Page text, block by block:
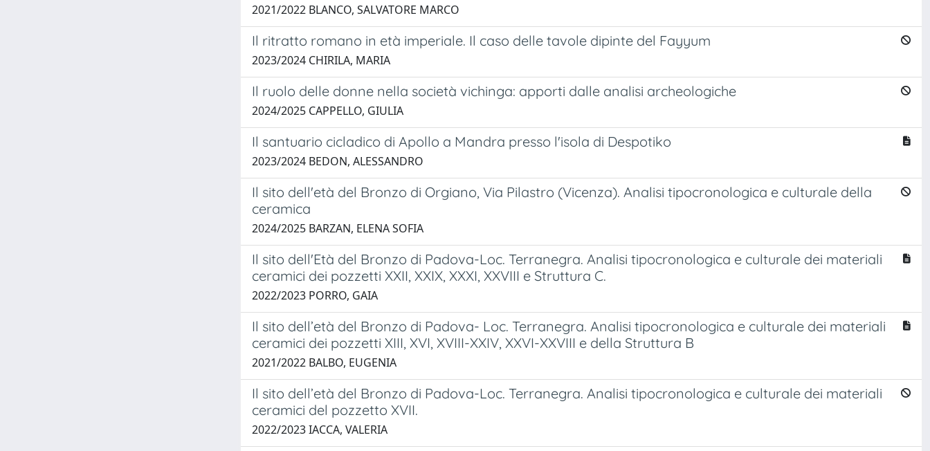
2021/2022 BLANCO, SALVATORE MARCO
Il ritratto romano in età imperiale. Il caso delle tavole dipinte del Fayyum
2023/2024 CHIRILA, MARIA
Il ruolo delle donne nella società vichinga: apporti dalle analisi archeologiche
2024/2025 CAPPELLO, GIULIA
Il santuario cicladico di Apollo a Mandra presso l'isola di Despotiko
2023/2024 BEDON, ALESSANDRO
Il sito dell'età del Bronzo di Orgiano, Via Pilastro (Vicenza). Analisi tipocronologica e culturale della
ceramica
2024/2025 BARZAN, ELENA SOFIA
Il sito dell'Età del Bronzo di Padova-Loc. Terranegra. Analisi tipocronologica e culturale dei materiali
ceramici dei pozzetti XXII, XXIX, XXXI, XXVIII e Struttura C.
2022/2023 PORRO, GAIA
Il sito dell’età del Bronzo di Padova- Loc. Terranegra. Analisi tipocronologica e culturale dei materiali
ceramici dei pozzetti XIII, XVI, XVIII-XXIV, XXVI-XXVIII e della Struttura B
2021/2022 BALBO, EUGENIA
Il sito dell’età del Bronzo di Padova-Loc. Terranegra. Analisi tipocronologica e culturale dei materiali
ceramici del pozzetto XVII.
2022/2023 IACCA, VALERIA